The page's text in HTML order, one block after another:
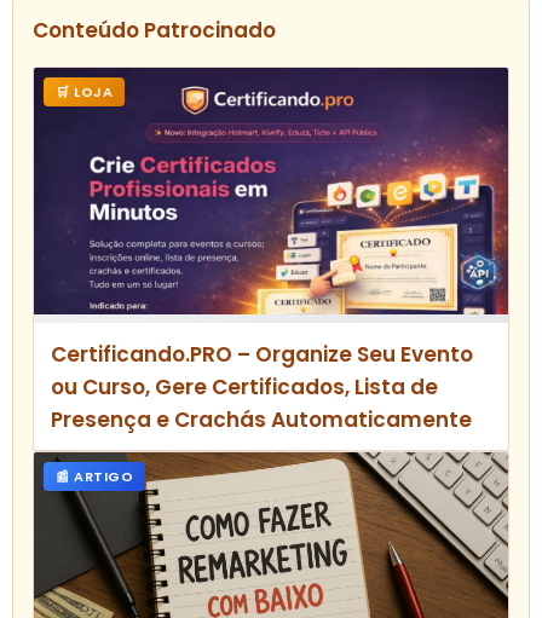
Conteúdo Patrocinado
🛒 LOJA
Certificando.PRO – Organize Seu Evento
ou Curso, Gere Certificados, Lista de
Presença e Crachás Automaticamente
📰 ARTIGO